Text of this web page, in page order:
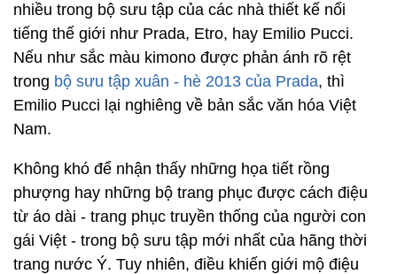
nhiều trong bộ sưu tập của các nhà thiết kế nổi
tiếng thế giới như Prada, Etro, hay Emilio Pucci.
Nếu như sắc màu kimono được phản ánh rõ rệt
trong bộ sưu tập xuân - hè 2013 của Prada, thì
Emilio Pucci lại nghiêng về bản sắc văn hóa Việt
Nam.
Không khó để nhận thấy những họa tiết rồng
phượng hay những bộ trang phục được cách điệu
từ áo dài - trang phục truyền thống của người con
gái Việt - trong bộ sưu tập mới nhất của hãng thời
trang nước Ý. Tuy nhiên, điều khiến giới mộ điệu